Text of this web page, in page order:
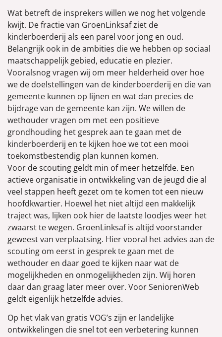
Wat betreft de insprekers willen we nog het volgende
kwijt. De fractie van GroenLinksaf ziet de
kinderboerderij als een parel voor jong en oud.
Belangrijk ook in de ambities die we hebben op sociaal
maatschappelijk gebied, educatie en plezier.
Vooralsnog vragen wij om meer helderheid over hoe
we de doelstellingen van de kinderboerderij en die van
gemeente kunnen op lijnen en wat dan precies de
bijdrage van de gemeente kan zijn. We willen de
wethouder vragen om met een positieve
grondhouding het gesprek aan te gaan met de
kinderboerderij en te kijken hoe we tot een mooi
toekomstbestendig plan kunnen komen.
Voor de scouting geldt min of meer hetzelfde. Een
actieve organisatie in ontwikkeling van de jeugd die al
veel stappen heeft gezet om te komen tot een nieuw
hoofdkwartier. Hoewel het niet altijd een makkelijk
traject was, lijken ook hier de laatste loodjes weer het
zwaarst te wegen. GroenLinksaf is altijd voorstander
geweest van verplaatsing. Hier vooral het advies aan de
scouting om eerst in gesprek te gaan met de
wethouder en daar goed te kijken naar wat de
mogelijkheden en onmogelijkheden zijn. Wij horen
daar dan graag later meer over. Voor SeniorenWeb
geldt eigenlijk hetzelfde advies.
Op het vlak van gratis VOG’s zijn er landelijke
ontwikkelingen die snel tot een verbetering kunnen